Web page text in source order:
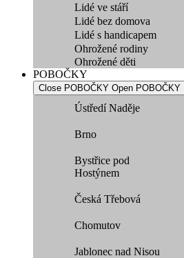
Lidé ve stáří
Lidé bez domova
Lidé s handicapem
Ohrožené rodiny
Ohrožené děti
POBOČKY
Close POBOČKY Open POBOČKY
Ústředí Naděje
Brno
Bystřice pod
Hostýnem
Česká Třebová
Chomutov
Jablonec nad Nisou